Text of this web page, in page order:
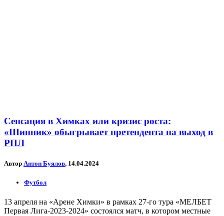
Сенсация в Химках или кризис роста:
«Шинник» обыгрывает претендента на выход в
РПЛ
Автор Антон Буялов, 14.04.2024
Футбол
13 апреля на «Арене Химки» в рамках 27-го тура «МЕЛБЕТ
Первая Лига-2023-2024» состоялся матч, в котором местные